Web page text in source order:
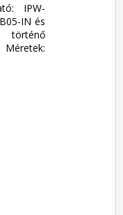
IPW-
IN és
történő
Méretek: